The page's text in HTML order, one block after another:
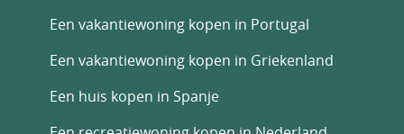
Een vakantiewoning kopen in Portugal
Een vakantiewoning kopen in Griekenland
Een huis kopen in Spanje